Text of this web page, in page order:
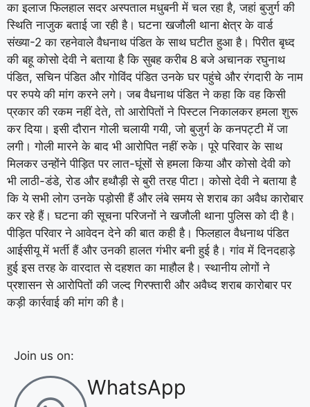
का इलाज फिलहाल सदर अस्पताल मधुबनी में चल रहा है, जहां बुजुर्ग की
स्थिति नाजुक बताई जा रही है। घटना खजौली थाना क्षेत्र के वार्ड
संख्या-2 का रहनेवाले वैधनाथ पंडित के साथ घटीत हुआ है। पिरीत बृध्द
की बहू कोसो देवी ने बताया है कि सुबह करीब 8 बजे अचानक रघुनाथ
पंडित, सचिन पंडित और गोविंद पंडित उनके घर पहुंचे और रंगदारी के नाम
पर रुपये की मांग करने लगे। जब वैधनाथ पंडित ने कहा कि वह किसी
प्रकार की रकम नहीं देते, तो आरोपितों ने पिस्टल निकालकर हमला शुरू
कर दिया। इसी दौरान गोली चलायी गयी, जो बुजुर्ग के कनपट्टी में जा
लगी। गोली मारने के बाद भी आरोपित नहीं रुके। पूरे परिवार के साथ
मिलकर उन्होंने पीड़ित पर लात-घूंसों से हमला किया और कोसो देवी को
भी लाठी-डंडे, रोड और हथौड़ी से बुरी तरह पीटा। कोसो देवी ने बताया है
कि ये सभी लोग उनके पड़ोसी हैं और लंबे समय से शराब का अवैध कारोबार
कर रहे हैं। घटना की सूचना परिजनों ने खजौली थाना पुलिस को दी है।
पीड़ित परिवार ने आवेदन देने की बात कही है। फिलहाल वैधनाथ पंडित
आईसीयू में भर्ती हैं और उनकी हालत गंभीर बनी हुई है। गांव में दिनदहाड़े
हुई इस तरह के वारदात से दहशत का माहौल है। स्थानीय लोगों ने
प्रशासन से आरोपितों की जल्द गिरफ्तारी और अवैध्द शराब कारोबार पर
कड़ी कार्रवाई की मांग की है।
Join us on:
WhatsApp